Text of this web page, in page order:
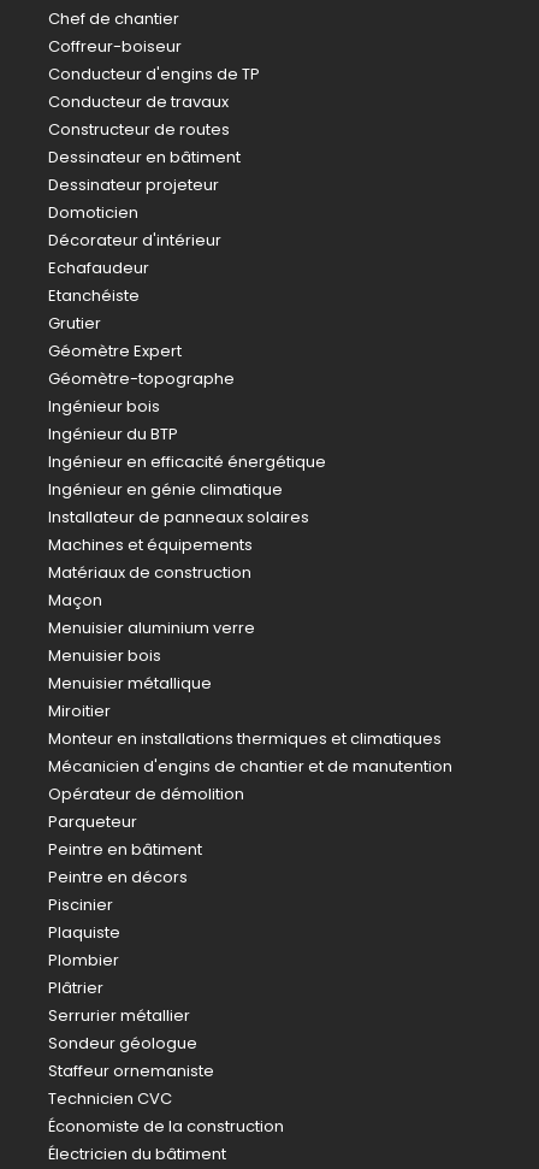
Chef de chantier
Coffreur-boiseur
Conducteur d'engins de TP
Conducteur de travaux
Constructeur de routes
Dessinateur en bâtiment
Dessinateur projeteur
Domoticien
Décorateur d'intérieur
Echafaudeur
Etanchéiste
Grutier
Géomètre Expert
Géomètre-topographe
Ingénieur bois
Ingénieur du BTP
Ingénieur en efficacité énergétique
Ingénieur en génie climatique
Installateur de panneaux solaires
Machines et équipements
Matériaux de construction
Maçon
Menuisier aluminium verre
Menuisier bois
Menuisier métallique
Miroitier
Monteur en installations thermiques et climatiques
Mécanicien d'engins de chantier et de manutention
Opérateur de démolition
Parqueteur
Peintre en bâtiment
Peintre en décors
Piscinier
Plaquiste
Plombier
Plâtrier
Serrurier métallier
Sondeur géologue
Staffeur ornemaniste
Technicien CVC
Économiste de la construction
Électricien du bâtiment